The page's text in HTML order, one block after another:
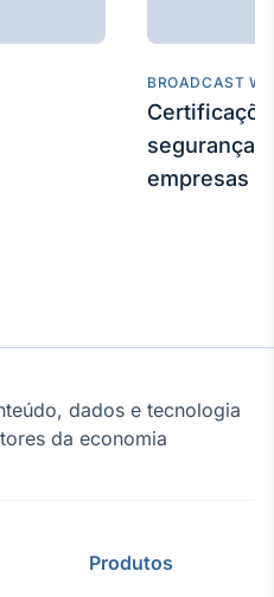
BROADCAST
segurança
empresas
dados e tecnologia
da economia
Produtos